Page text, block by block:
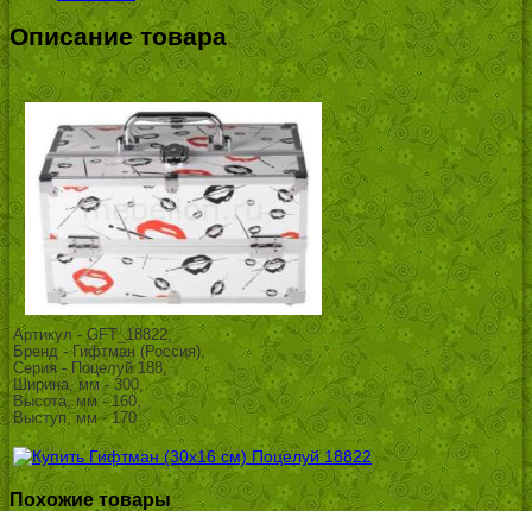
Описание товара
Артикул - GFT_18822,
Бренд - Гифтман (Россия),
Серия - Поцелуй 188,
Ширина, мм - 300,
Высота, мм - 160,
Выступ, мм - 170
Похожие товары